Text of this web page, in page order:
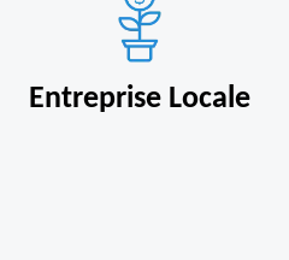
Entreprise Locale